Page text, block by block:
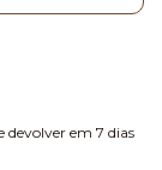
devolver em 7 dias